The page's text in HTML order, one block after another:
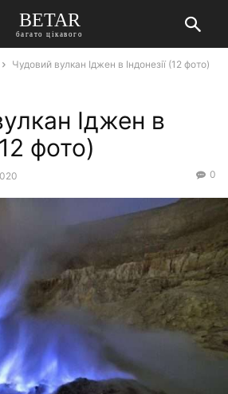
BETAR
багато цікавого
Чудовий вулкан Іджен в Індонезії (12 фото)
Іджен в
фото)
0